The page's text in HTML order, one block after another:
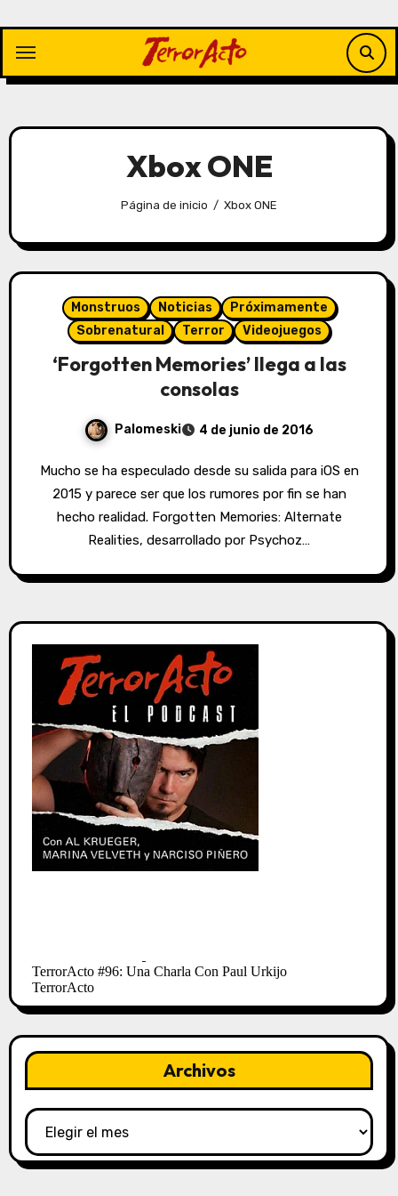
contenido
Xbox ONE
Página de inicio Xbox ONE
Monstruos Noticias
Próximamente
Sobrenatural
Terror Videojuegos
‘Forgotten Memories’ llega a las
consolas
Palomeski 4 de junio de 2016
Mucho se ha especulado desde su salida para iOS en
2015 y parece ser que los rumores por fin se han
hecho realidad. Forgotten Memories: Alternate
Realities, desarrollado por Psychoz…
Archivos
Archivos